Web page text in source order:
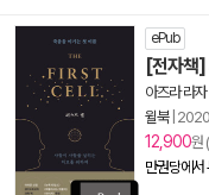
ePub
[전자책]
아즈라 라자
윌북| 2020
12,900원
만권당에서